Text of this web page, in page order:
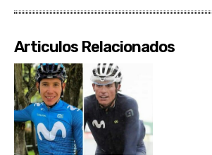
Articulos Relacionados